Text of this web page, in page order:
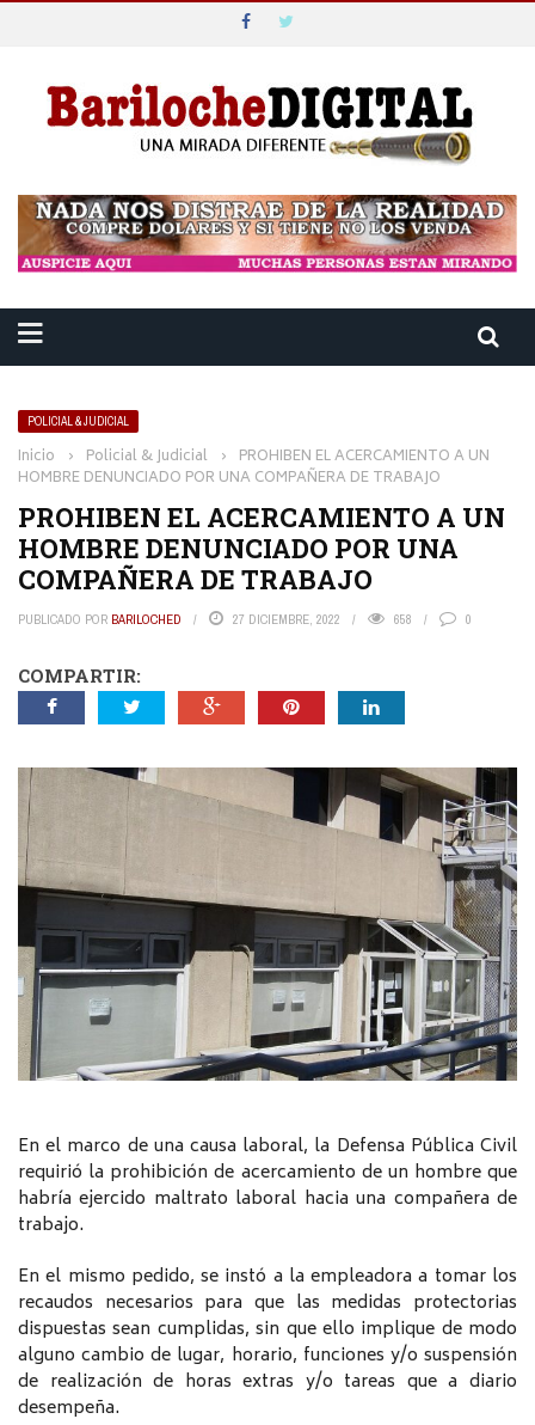
POLICIAL & JUDICIAL
Inicio › Policial & Judicial › PROHIBEN EL ACERCAMIENTO A UN
HOMBRE DENUNCIADO POR UNA COMPAÑERA DE TRABAJO
PROHIBEN EL ACERCAMIENTO A UN
HOMBRE DENUNCIADO POR UNA
COMPAÑERA DE TRABAJO
PUBLICADO POR BARILOCHED 27 DICIEMBRE, 2022 658 0
COMPARTIR:
En el marco de una causa laboral, la Defensa Pública Civil
requirió la prohibición de acercamiento de un hombre que
habría ejercido maltrato laboral hacia una compañera de
trabajo.
En el mismo pedido, se instó a la empleadora a tomar los
recaudos necesarios para que las medidas protectorias
dispuestas sean cumplidas, sin que ello implique de modo
alguno cambio de lugar, horario, funciones y/o suspensión
de realización de horas extras y/o tareas que a diario
desempeña.